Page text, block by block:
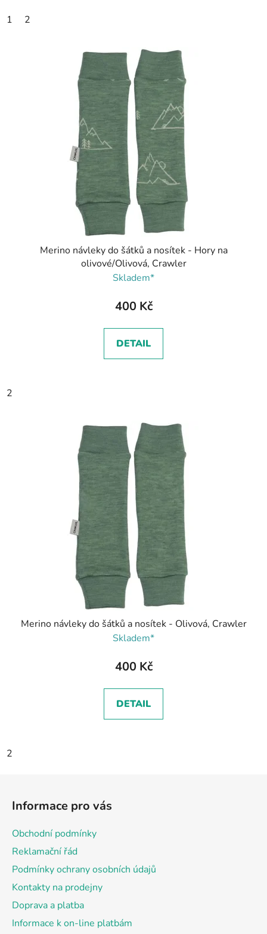
1 2
Merino návleky do šátků a nosítek - Hory na
olivové/Olivová, Crawler
Skladem*
400 Kč
DETAIL
2
Merino návleky do šátků a nosítek - Olivová, Crawler
Skladem*
400 Kč
DETAIL
2
Informace pro vás
Obchodní podmínky
Reklamační řád
Podmínky ochrany osobních údajů
Kontakty na prodejny
Doprava a platba
Informace k on-line platbám